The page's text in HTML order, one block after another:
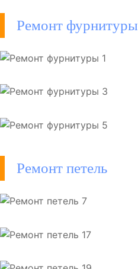
Ремонт фурнитуры
Ремонт петель